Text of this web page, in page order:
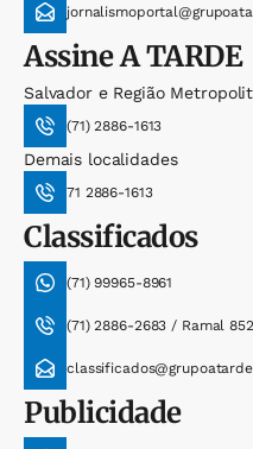
AssineA TARDE
Salvador e Região
(71) 2886-1613
Demais localidades
71 2886-1613
Classificados
(71) 99965-8961
(71) 2886-2683 / Ramal
Publicidade